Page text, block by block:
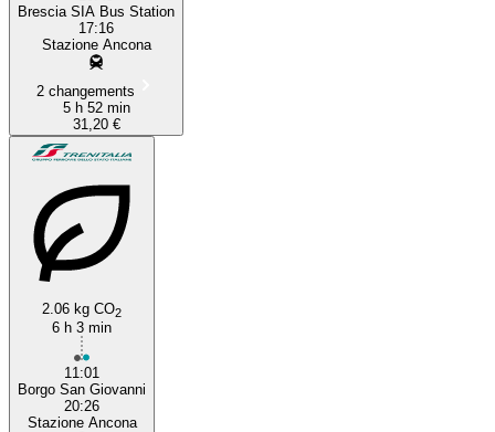
Brescia SIA Bus Station
17:16
Stazione Ancona
2 changements
5 h 52 min
31,20 €
2.06 kg CO2
6 h 3 min
11:01
Borgo San Giovanni
20:26
Stazione Ancona